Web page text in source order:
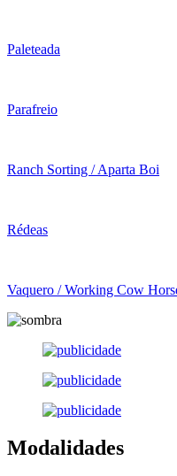
Paleteada
Parafreio
Ranch Sorting / Aparta Boi
Rédeas
Vaquero / Working Cow
Modalidades